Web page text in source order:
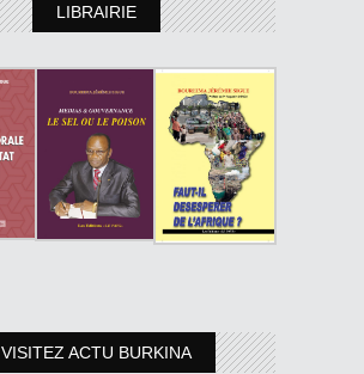
LIBRAIRIE
VISITEZ ACTU BURKINA